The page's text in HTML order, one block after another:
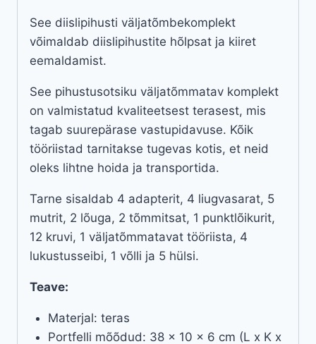
See diislipihusti väljatõmbekomplekt
võimaldab diislipihustite hõlpsat ja kiiret
eemaldamist.
See pihustusotsiku väljatõmmatav komplekt
on valmistatud kvaliteetsest terasest, mis
tagab suurepärase vastupidavuse. Kõik
tööriistad tarnitakse tugevas kotis, et neid
oleks lihtne hoida ja transportida.
Tarne sisaldab 4 adapterit, 4 liugvasarat, 5
mutrit, 2 lõuga, 2 tõmmitsat, 1 punktlõikurit,
12 kruvi, 1 väljatõmmatavat tööriista, 4
lukustusseibi, 1 võlli ja 5 hülsi.
Teave:
Materjal: teras
Portfelli mõõdud: 38 x 10 x 6 cm (L x K x